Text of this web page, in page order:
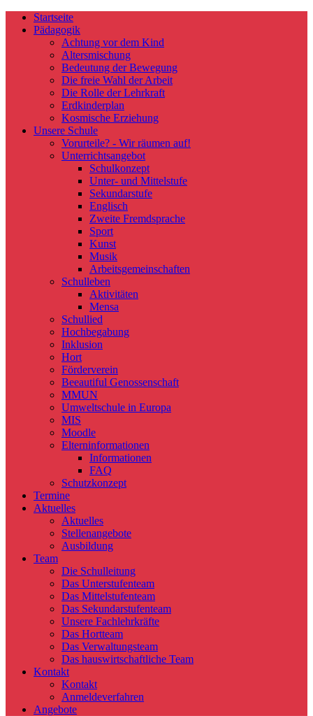
Startseite
Pädagogik
Achtung vor dem Kind
Altersmischung
Bedeutung der Bewegung
Die freie Wahl der Arbeit
Die Rolle der Lehrkraft
Erdkinderplan
Kosmische Erziehung
Unsere Schule
Vorurteile? - Wir räumen auf!
Unterrichtsangebot
Schulkonzept
Unter- und Mittelstufe
Sekundarstufe
Englisch
Zweite Fremdsprache
Sport
Kunst
Musik
Arbeitsgemeinschaften
Schulleben
Aktivitäten
Mensa
Schullied
Hochbegabung
Inklusion
Hort
Förderverein
Beeautiful Genossenschaft
MMUN
Umweltschule in Europa
MIS
Moodle
Elterninformationen
Informationen
FAQ
Schutzkonzept
Termine
Aktuelles
Aktuelles
Stellenangebote
Ausbildung
Team
Die Schulleitung
Das Unterstufenteam
Das Mittelstufenteam
Das Sekundarstufenteam
Unsere Fachlehrkräfte
Das Hortteam
Das Verwaltungsteam
Das hauswirtschaftliche Team
Kontakt
Kontakt
Anmeldeverfahren
Angebote